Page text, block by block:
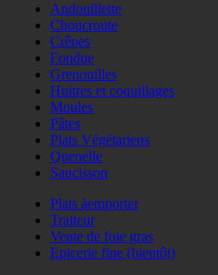
Andouillette
Choucroute
Crêpes
Fondue
Grenouilles
Huitres et coquillages
Moules
Pâtes
Plats Végétariens
Quenelle
Saucisson
Plats àemporter
Traiteur
Vente de foie gras
Epicerie fine (bientôt)